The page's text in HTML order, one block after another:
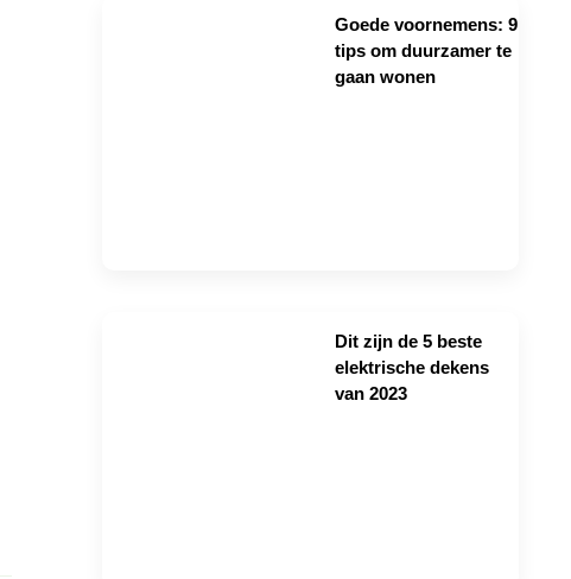
Goede voornemens: 9
tips om duurzamer te
gaan wonen
Dit zijn de 5 beste
elektrische dekens
van 2023